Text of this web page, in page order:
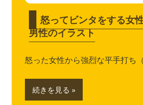
怒ってビンタをする女
男性のイラスト
怒った女性から強烈な平手打ち
続きを見る